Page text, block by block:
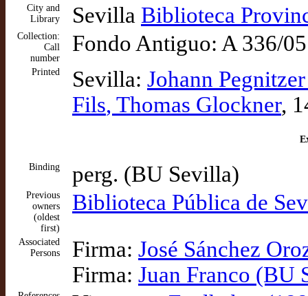
City and
Library
Sevilla Biblioteca
Collection:
Call
number
Fondo Antiguo: A 336/
Printed Sevilla: Johann
Fils, Thomas Glockner,
Binding perg. (BU Sevilla)
Previous
owners
(oldest
first)
Biblioteca Pública de
Associated
Persons
Firma: José Sánchez
Firma: Juan Franco (BU